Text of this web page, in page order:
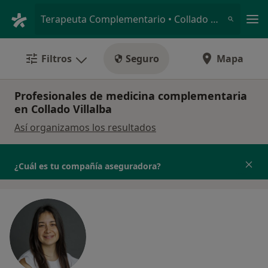
Terapeuta Complementario • Collado Villalba, Madrid
Filtros Seguro Mapa
Profesionales de medicina complementaria
en Collado Villalba
Así organizamos los resultados
¿Cuál es tu compañía aseguradora?